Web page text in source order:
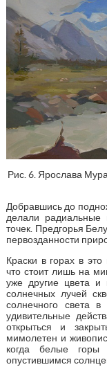
Рис. 6. Ярослава
Добравшись до
делали радиальные
точек. Предгорья
первозданности
Краски в горах в
что стоит лишь на
уже другие цвета и
солнечных лучей
солнечного света
удивительные
открыться и
мимолетен и
когда белые горы
опустившимся